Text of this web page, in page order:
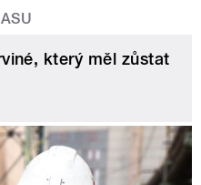
který měl zůstat